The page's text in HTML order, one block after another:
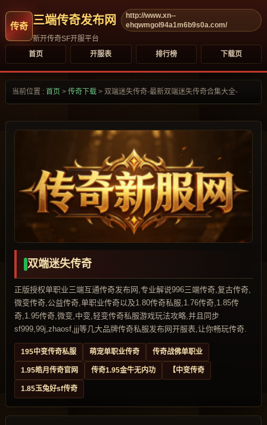
三端传奇发布网
http://www.xn--
ehqwmgol94a1m6b9s0a.com/
新开传奇SF开服平台
首页
开服表 排行榜 下载页
当前位置 : 首页 > 传奇下载 > 双端迷失传奇-最新双端迷失传奇合集大全-
双端迷失传奇
正版授权单职业三端互通传奇发布网,专业解说996三端传奇,复古传奇,
微变传奇,公益传奇,单职业传奇以及1.80传奇私服,1.76传奇,1.85传
奇,1.95传奇,微变,中变,轻变传奇私服游戏玩法攻略,并且同步
sf999,99j,zhaosf,jjj等几大品牌传奇私服发布网开服表,让你畅玩传奇.
195中变传奇私服 萌宠单职业传奇 传奇战佛单职业
1.95皓月传奇官网 传奇1.95金牛无内功 【中变传奇
1.85玉兔好sf传奇